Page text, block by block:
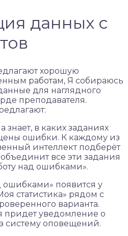
данных с
хорошую
работам, Я собираюсь
для наглядного
преподавателя.
знает, в каких заданиях
ошибки. К каждому из
интеллект подберёт
все эти задания
над ошибками».
ошибками» появится у
статистика» рядом с
варианта.
придет уведомление о
систему оповещений.